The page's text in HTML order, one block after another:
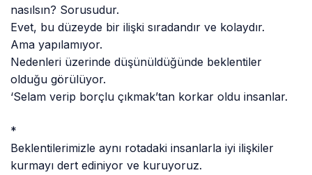
nasılsın? Sorusudur.
Evet, bu düzeyde bir ilişki sıradandır ve kolaydır.
Ama yapılamıyor.
Nedenleri üzerinde düşünüldüğünde beklentiler
olduğu görülüyor.
‘Selam verip borçlu çıkmak’tan korkar oldu insanlar.
*
Beklentilerimizle aynı rotadaki insanlarla iyi ilişkiler
kurmayı dert ediniyor ve kuruyoruz.